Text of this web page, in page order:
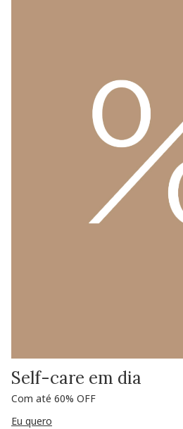
Self-care em dia
Com até 60% OFF
Eu quero